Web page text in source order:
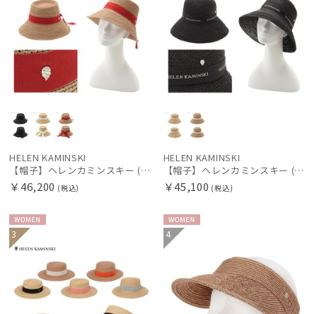
HELEN KAMINSKI
【帽子】ヘレンカミンスキー (HELEN KAMINSKI) CLOVER ラフィア バックリボン
￥46,200 (税込)
HELEN KAMINSKI
【帽子】ヘレンカミンスキー (HELEN KAMINSKI) PROVENCE LOGO10 ラフィア ロゴリボン
￥45,100 (税込)
WOME
N
3
WOME
N
4